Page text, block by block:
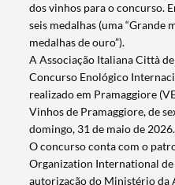
dos vinhos para o concurso.
seis medalhas (uma “Grande
medalhas de ouro”).
A Associação Italiana Città
Concurso Enológico
realizado em Pramaggiore
Vinhos de Pramaggiore, de
domingo, 31 de maio de 2026.
O concurso conta com o
Organization International de
autorização do Ministério da